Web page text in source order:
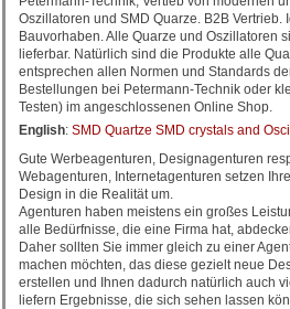
Oszillatoren und SMD Quarze. B2B Vertrieb.
Bauvorhaben. Alle Quarze und Oszillatoren
lieferbar. Natürlich sind die Produkte alle
entsprechen allen Normen und Standards
Bestellungen bei Petermann-Technik oder
Testen) im angeschlossenen Online Shop.
English: SMD Quartze SMD crystals and
Gute Werbeagenturen, Designagenturen
Webagenturen, Internetagenturen setzen
Design in die Realität um.
Agenturen haben meistens ein großes
alle Bedürfnisse, die eine Firma hat,
Daher sollten Sie immer gleich zu einer
machen möchten, das diese gezielt neue
erstellen und Ihnen dadurch natürlich auch
liefern Ergebnisse, die sich sehen lassen